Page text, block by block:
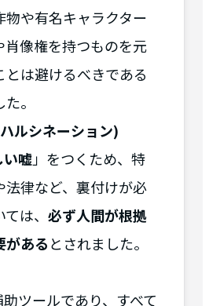
物や有名キャラクター
肖像権を持つものを元
とは避けるべきである
。
ルシネーション)
嘘」をつくため、特
法律など、裏付けが必
は、 必ず人間が根拠
があるとされました。
ツールであり、すべて